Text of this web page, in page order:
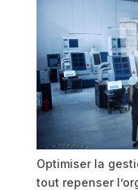
Optimiser la
tout repenser